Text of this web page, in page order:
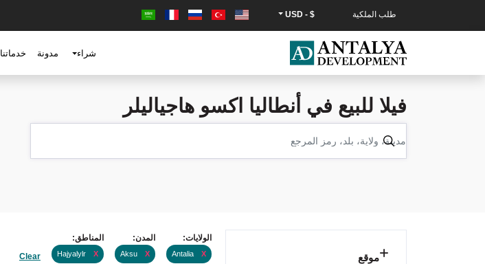
طلب الملكية $ - USD
شراء مدونة خدماتنا
فيلا للبيع في أنطاليا اكسو هاجياليلر
موقع
الولايات:
Antalia X
المدن:
Aksu X
المناطق:
Hajyalylr X
Clear